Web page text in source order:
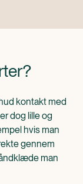
kontakt med
dog lille og
hvis man
gennem
man